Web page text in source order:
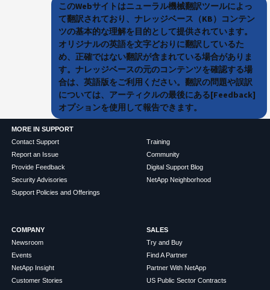
このWebサイトはニューラル機械翻訳ツールによっ
て翻訳されており、ナレッジベース（KB）コンテン
ツの基本的な理解を目的として提供されています。
オリジナルの英語を文字どおりに翻訳しているた
め、正確ではない翻訳が含まれている場合がありま
す。ナレッジベースの元のコンテンツを確認する場
合は、英語版をご利用ください。翻訳の問題や誤訳
については、アーティクルの最後にある[Feedback]
オプションを使用して報告できます。
MORE IN SUPPORT
Contact Support
Report an Issue
Provide Feedback
Security Advisories
Support Policies and Offerings
Training
Community
Digital Support Blog
NetApp Neighborhood
COMPANY
Newsroom
Events
NetApp Insight
Customer Stories
SALES
Try and Buy
Find A Partner
Partner With NetApp
US Public Sector Contracts